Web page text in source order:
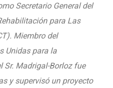
Secretario General del
para Las
Miembro del
Unidas para la
Sr. Madrigal-Borloz fue
y supervisó un proyecto